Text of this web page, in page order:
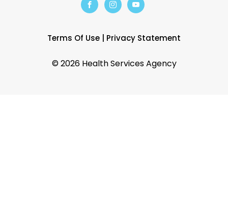
Terms Of Use | Privacy Statement
©2026 Health Services Agency